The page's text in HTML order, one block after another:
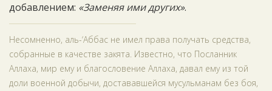
добавлением: «Заменяя ими других».
Несомненно, аль-‘Аббас не имел права получать средства,
собранные в качестве закята. Известно, что Посланник
Аллаха, мир ему и благословение Аллаха, давал ему из той
доли военной добычи, достававшейся мусульманам без боя,